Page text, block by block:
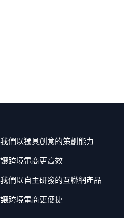
我們以獨具創意的策劃能力
讓跨境電商更高效
我們以自主研發的互聯網產品
讓跨境電商更便捷